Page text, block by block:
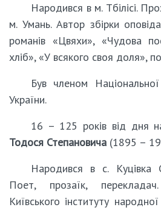
Народився в м. Тбілісі.
м. Умань. Автор збірки
романів «Цвяхи», «Чудова
хліб», «У всякого своя доля»,
Був членом Національної
України.
16 – 125 років від дня
Тодося Степановича (1895 –
Народився в с. Куцівка
Поет, прозаїк,
Київського інституту